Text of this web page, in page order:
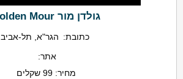
גולדן מור Golden Mour
כתובת: הגר"א, תל-אביב
אתר:
מחיר:99 שקלים